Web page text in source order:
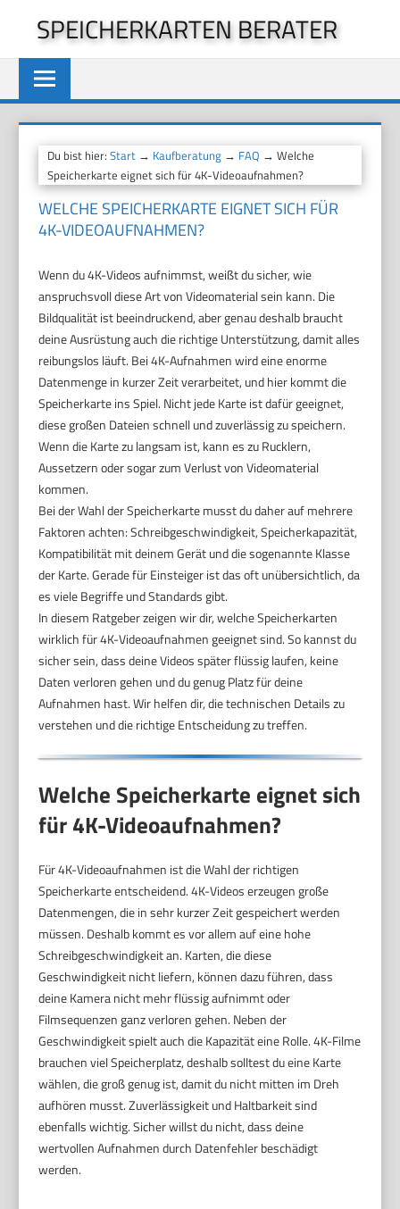
springen
SPEICHERKARTEN BERATER
Du bist hier:Start → Kaufberatung → FAQ → Welche
Speicherkarte eignet sich für 4K-Videoaufnahmen?
WELCHE SPEICHERKARTE EIGNET SICH FÜR
4K-VIDEOAUFNAHMEN?
Wenn du 4K-Videos aufnimmst, weißt du sicher, wie
anspruchsvoll diese Art von Videomaterial sein kann. Die
Bildqualität ist beeindruckend, aber genau deshalb braucht
deine Ausrüstung auch die richtige Unterstützung, damit alles
reibungslos läuft. Bei 4K-Aufnahmen wird eine enorme
Datenmenge in kurzer Zeit verarbeitet, und hier kommt die
Speicherkarte ins Spiel. Nicht jede Karte ist dafür geeignet,
diese großen Dateien schnell und zuverlässig zu speichern.
Wenn die Karte zu langsam ist, kann es zu Rucklern,
Aussetzern oder sogar zum Verlust von Videomaterial
kommen.
Bei der Wahl der Speicherkarte musst du daher auf mehrere
Faktoren achten: Schreibgeschwindigkeit, Speicherkapazität,
Kompatibilität mit deinem Gerät und die sogenannte Klasse
der Karte. Gerade für Einsteiger ist das oft unübersichtlich, da
es viele Begriffe und Standards gibt.
In diesem Ratgeber zeigen wir dir, welche Speicherkarten
wirklich für 4K-Videoaufnahmen geeignet sind. So kannst du
sicher sein, dass deine Videos später flüssig laufen, keine
Daten verloren gehen und du genug Platz für deine
Aufnahmen hast. Wir helfen dir, die technischen Details zu
verstehen und die richtige Entscheidung zu treffen.
Welche Speicherkarte eignet sich
für 4K-Videoaufnahmen?
Für 4K-Videoaufnahmen ist die Wahl der richtigen
Speicherkarte entscheidend. 4K-Videos erzeugen große
Datenmengen, die in sehr kurzer Zeit gespeichert werden
müssen. Deshalb kommt es vor allem auf eine hohe
Schreibgeschwindigkeit an. Karten, die diese
Geschwindigkeit nicht liefern, können dazu führen, dass
deine Kamera nicht mehr flüssig aufnimmt oder
Filmsequenzen ganz verloren gehen. Neben der
Geschwindigkeit spielt auch die Kapazität eine Rolle. 4K-Filme
brauchen viel Speicherplatz, deshalb solltest du eine Karte
wählen, die groß genug ist, damit du nicht mitten im Dreh
aufhören musst. Zuverlässigkeit und Haltbarkeit sind
ebenfalls wichtig. Sicher willst du nicht, dass deine
wertvollen Aufnahmen durch Datenfehler beschädigt
werden.